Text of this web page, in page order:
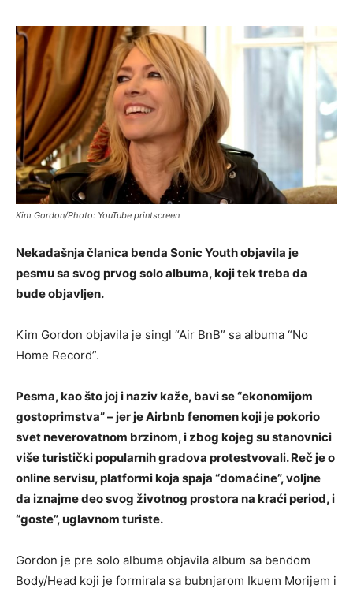
Kim Gordon/Photo: YouTube printscreen
Nekadašnja članica benda Sonic Youth objavila je
pesmu sa svog prvog solo albuma, koji tek treba da
bude objavljen.
Kim Gordon objavila je singl “Air BnB” sa albuma “No
Home Record”.
Pesma, kao što joj i naziv kaže, bavi se “ekonomijom
gostoprimstva” – jer je Airbnb fenomen koji je pokorio
svet neverovatnom brzinom, i zbog kojeg su stanovnici
više turistički popularnih gradova protestvovali. Reč je o
online servisu, platformi koja spaja “domaćine”, voljne
da iznajme deo svog životnog prostora na kraći period, i
“goste”, uglavnom turiste.
Gordon je pre solo albuma objavila album sa bendom
Body/Head koji je formirala sa bubnjarom Ikuem Morijem i